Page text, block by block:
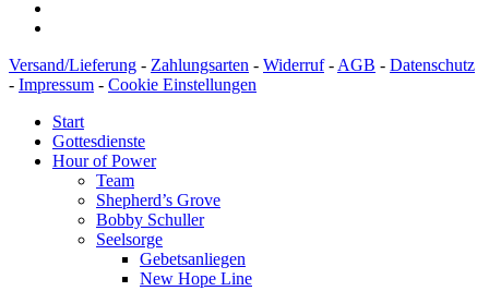
Versand/Lieferung - Zahlungsarten - Widerruf- AGB - Datenschutz
- Impressum - Cookie Einstellungen
Start
Gottesdienste
Hour of Power
Team
Shepherd’s Grove
Bobby Schuller
Seelsorge
Gebetsanliegen
New Hope Line